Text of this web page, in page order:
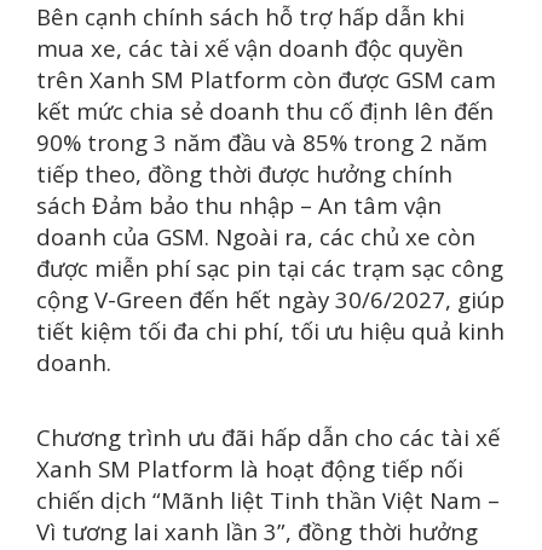
Bên cạnh chính sách hỗ trợ hấp dẫn khi
mua xe, các tài xế vận doanh độc quyền
trên Xanh SM Platform còn được GSM cam
kết mức chia sẻ doanh thu cố định lên đến
90% trong 3 năm đầu và 85% trong 2 năm
tiếp theo, đồng thời được hưởng chính
sách Đảm bảo thu nhập – An tâm vận
doanh của GSM. Ngoài ra, các chủ xe còn
được miễn phí sạc pin tại các trạm sạc công
cộng V-Green đến hết ngày 30/6/2027, giúp
tiết kiệm tối đa chi phí, tối ưu hiệu quả kinh
doanh.
Chương trình ưu đãi hấp dẫn cho các tài xế
Xanh SM Platform là hoạt động tiếp nối
chiến dịch “Mãnh liệt Tinh thần Việt Nam –
Vì tương lai xanh lần 3”, đồng thời hưởng